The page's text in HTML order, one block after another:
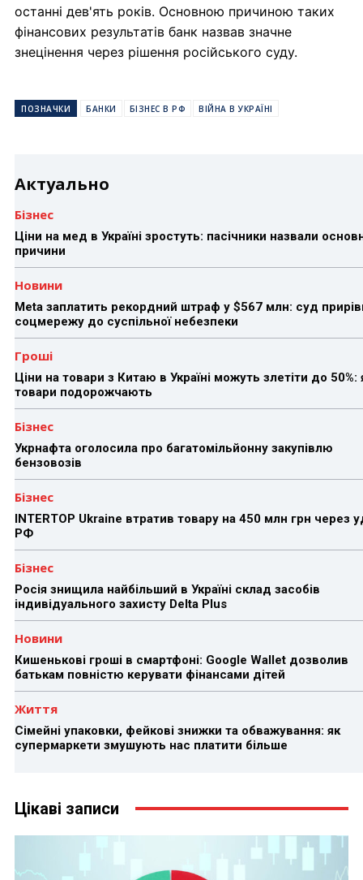
останні дев'ять років. Основною причиною таких
фінансових результатів банк назвав значне
знецінення через рішення російського суду.
ПОЗНАЧКИ БАНКИ БІЗНЕС В РФ ВІЙНА В УКРАЇНІ
Актуально
Бізнес
Ціни на мед в Україні зростуть: пасічники назвали
причини
Новини
Meta заплатить рекордний штраф у $567 млн: суд
соцмережу до суспільної небезпеки
Гроші
Ціни на товари з Китаю в Україні можуть злетіти до 50%:
товари подорожчають
Бізнес
Укрнафта оголосила про багатомільйонну закупівлю
бензовозів
Бізнес
INTERTOP Ukraine втратив товару на 450 млн грн через
РФ
Бізнес
Росія знищила найбільший в Україні склад засобів
індивідуального захисту Delta Plus
Новини
Кишенькові гроші в смартфоні: Google Wallet дозволив
батькам повністю керувати фінансами дітей
Життя
Сімейні упаковки, фейкові знижки та обважування: як
супермаркети змушують нас платити більше
Цікаві записи